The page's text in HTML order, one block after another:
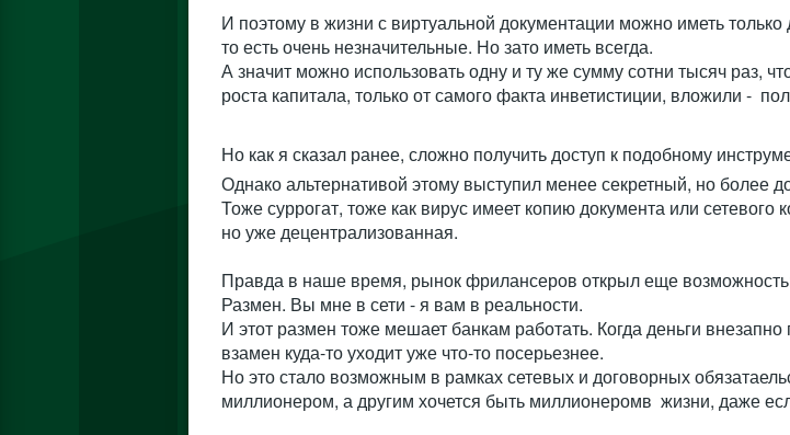
И поэтому в жизни с виртуальной документации можно иметь
то есть очень незначительные. Но зато иметь всегда.
А значит можно использовать одну и ту же сумму сотни тысяч раз,
роста капитала, только от самого факта инветистиции, вложили -
Но как я сказал ранее, сложно получить доступ к подобному
Однако альтернативой этому выступил менее секретный, но более
Тоже суррогат, тоже как вирус имеет копию документа или
но уже децентрализованная.
Правда в наше время, рынок фрилансеров открыл еще
Размен. Вы мне в сети - я вам в реальности.
И этот размен тоже мешает банкам работать. Когда деньги
взамен куда-то уходит уже что-то посерьезнее.
Но это стало возможным в рамках сетевых и договорных
миллионером, а другим хочется быть миллионеромв жизни, даже